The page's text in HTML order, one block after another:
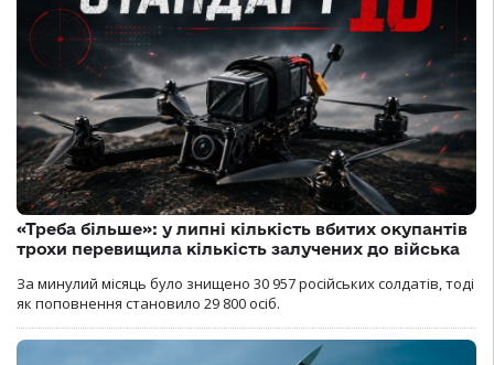
«Треба більше»: у липні кількість вбитих окупантів
трохи перевищила кількість залучених до війська
За минулий місяць було знищено 30 957 російських солдатів, тоді
як поповнення становило 29 800 осіб.